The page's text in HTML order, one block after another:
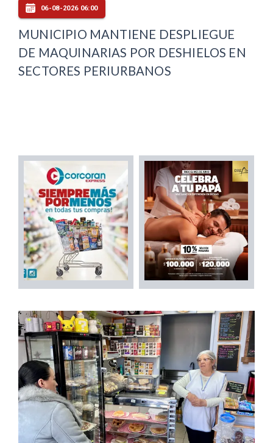
06-08-2026 06:00
MUNICIPIO MANTIENE DESPLIEGUE
DE MAQUINARIAS POR DESHIELOS EN
SECTORES PERIURBANOS